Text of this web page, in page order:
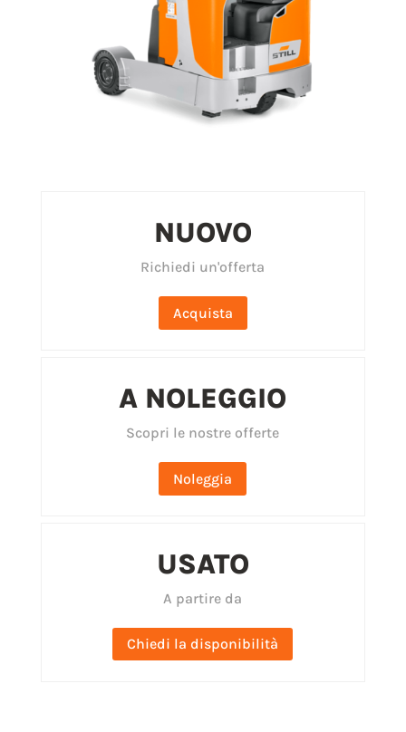
NUOVO
Richiedi un'offerta
Acquista
A NOLEGGIO
Scopri le nostre offerte
Noleggia
USATO
A partire da
Chiedi la disponibilità